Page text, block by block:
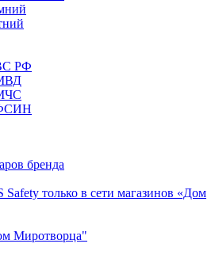
РФ
бренда
только в сети магазинов «Дом
Миротворца"